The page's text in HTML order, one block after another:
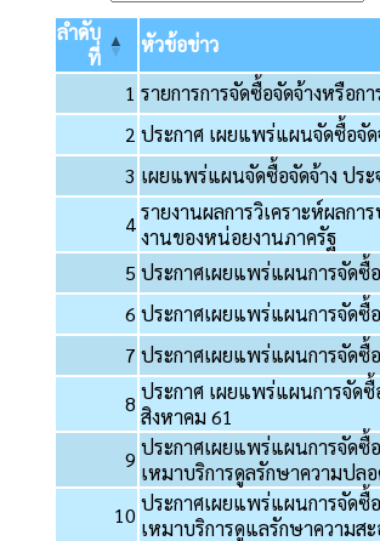
ลำดับ
ที่
หัวข้อข่าว
1 รายการการจัดซื้อจัดจ้างหรือก
2 ประกาศ เผยแพร่แผนจัดซื้อจั
3 เผยแพร่แผนจัดซื้อจัดจ้าง ปร
4รายงานผลการวิเคราะห์ผลก
งานของหน่อยงานภาครัฐ
5 ประกาศเผยแพร่แผนการจัดซื้
6 ประกาศเผยแพร่แผนการจัดซื้
7 ประกาศเผยแพร่แผนการจัดซื้
8 ประกาศ เผยแพร่แผนการจัด
สิงหาคม 61
9 ประกาศเผยแพร่แผนการจัดซื้
เหมาบริการดูลรักษาความปล
10 ประกาศเผยแพร่แผนการจัดซื้
เหมาบริการดูแลรักษาความส